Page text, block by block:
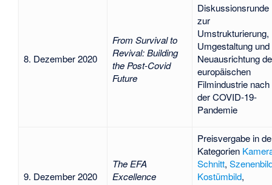
8. Dezember 2020
From Survival to
Revival: Building
the Post-Covid
Future
Diskussionsrunde
zur
Umstrukturierung,
Umgestaltung und
Neuausrichtung
europäischen
Filmindustrie nach
der COVID-19-
Pandemie
9. Dezember 2020
The EFA
Excellence
Preisvergabe in
Kategorien
Schnitt,
Kostümbild,